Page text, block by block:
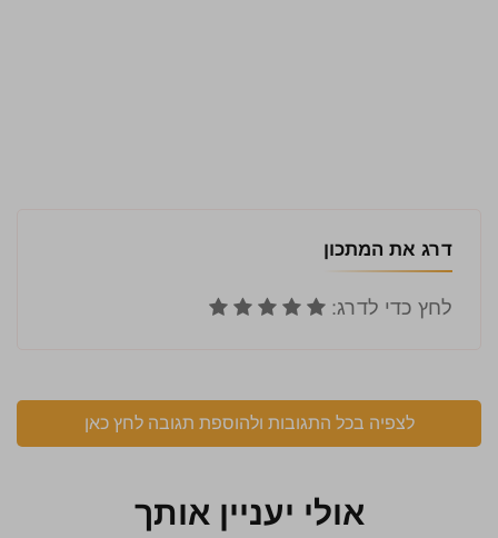
דרג את המתכון
לצפיה בכל התגובות ולהוספת תגובה לחץ כאן
אולי יעניין אותך